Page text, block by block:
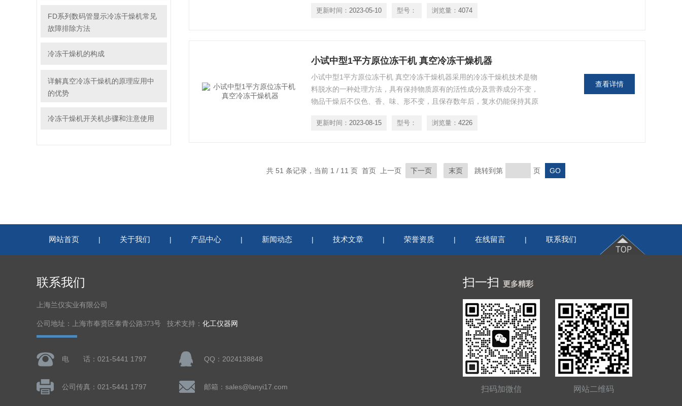
FD系列数码管显示冷冻干燥机常见
故障排除方法
冷冻干燥机的构成
详解真空冷冻干燥机的原理应用中
的优势
冷冻干燥机开关机步骤和注意使用
更新时间： 2023-05-10 型号： 浏览量： 4074
小试中型1平方原位冻干机 真空冷冻干燥机器
小试中型1平方原位冻干机 真空冷冻干燥机器采用的冷冻干燥机技术是物
料脱水的一种处理方法，具有保持物质原有的活性成分及营养成分不变，
物品干燥后不仅色、香、味、形不变，且保存数年后，复水仍能保持其原
品、特色食品等行业。适用于原料药，中药饮片，生物，野生蔬菜，脱水
更新时间： 2023-08-15 型号： 浏览量： 4226
查看详情
共 51 条记录，当前 1 / 11 页 首页 上一页 下一页 末页 跳转到第 页
网站首页 | 关于我们 | 产品中心 | 新闻动态 | 技术文章 | 荣誉资质 | 在线留言 | 联系我们
联系我们
上海兰仪实业有限公司
公司地址：上海市奉贤区泰青公路373号 技术支持： 化工仪器网
电 话：021-5441 1797 QQ：2024138848
公司传真：021-5441 1797 邮箱：sales@lanyi17.com
扫一扫 更多精彩
扫码加微信 网站二维码